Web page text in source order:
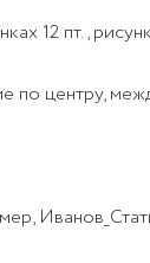
12 пт.,
по центру,